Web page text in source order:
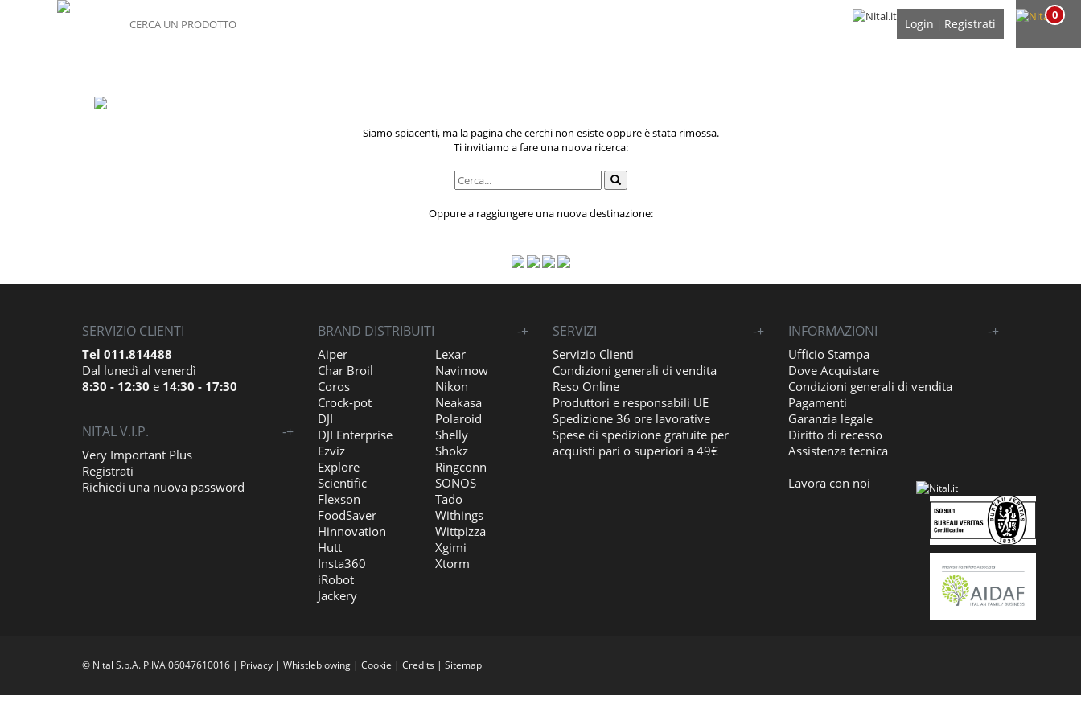
Login | Registrati
0
Siamo spiacenti, ma la pagina che cerchi non esiste oppure è stata rimossa.
Ti invitiamo a fare una nuova ricerca:
Oppure a raggiungere una nuova destinazione:
SERVIZIO CLIENTI
Tel 011.814488
Dal lunedì al venerdì
8:30 - 12:30 e 14:30 - 17:30
NITAL V.I.P. +
-
Very Important Plus
Registrati
Richiedi una nuova password
BRAND DISTRIBUITI +
-
Aiper
Char Broil
Coros
Crock-pot
DJI
DJI Enterprise
Ezviz
Explore
Scientific
Flexson
FoodSaver
Hinnovation
Hutt
Insta360
iRobot
Jackery
Lexar
Navimow
Nikon
Neakasa
Polaroid
Shelly
Shokz
Ringconn
SONOS
Tado
Withings
Wittpizza
Xgimi
Xtorm
SERVIZI +
-
Servizio Clienti
Condizioni generali di vendita
Reso Online
Produttori e responsabili UE
Spedizione 36 ore lavorative
Spese di spedizione gratuite per
acquisti pari o superiori a 49€
INFORMAZIONI +
-
Ufficio Stampa
Dove Acquistare
Condizioni generali di vendita
Pagamenti
Garanzia legale
Diritto di recesso
Assistenza tecnica
Lavora con noi
© Nital S.p.A. P.IVA 06047610016 | Privacy | Whistleblowing | Cookie | Credits | Sitemap